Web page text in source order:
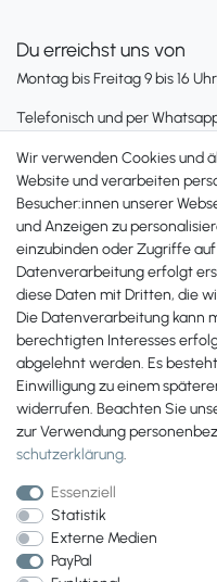
Du erreichst uns von
Montag bis Freitag 9 bis 16 Uhr
Telefonisch und per
+49 561 287 907 84
Wir verwenden Cookies und
Website und verarbeiten
Besucher:innen unserer
und Anzeigen zu
einzubinden oder Zugriffe
Datenverarbeitung erfolgt
diese Daten mit Dritten, die
Die Datenverarbeitung kann
berechtigten Interesses
abgelehnt werden. Es
Einwilligung zu einem
widerrufen. Beachten Sie
zur Verwendung
schutz­erklärung.
Essenziell
Statistik
Externe Medien
PayPal